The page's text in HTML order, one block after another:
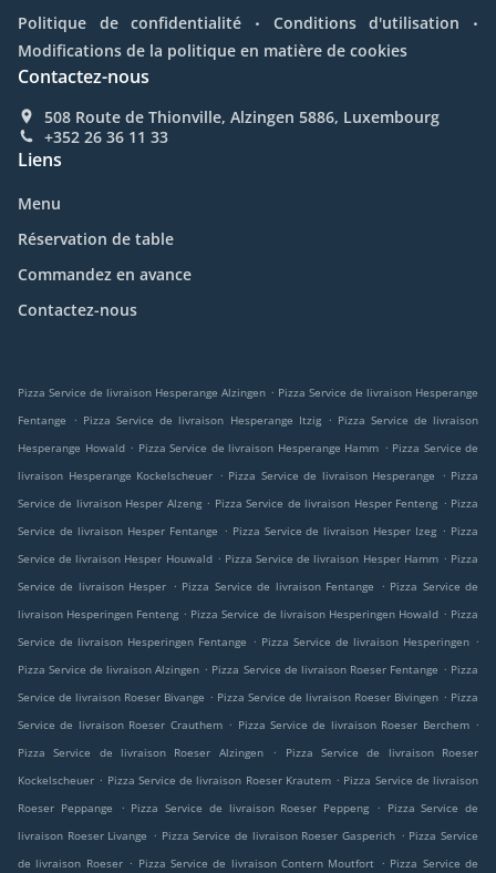
Politique de confidentialité . Conditions d'utilisation .
Modifications de la politique en matière de cookies
Contactez-nous
508 Route de Thionville, Alzingen 5886, Luxembourg
+352 26 36 11 33
Liens
Menu
Réservation de table
Commandez en avance
Contactez-nous
Pizza Service de livraison Hesperange Alzingen . Pizza Service de livraison Hesperange
Fentange
. Pizza Service de livraison Hesperange Itzig . Pizza Service de livraison
Hesperange Howald . Pizza Service de livraison Hesperange Hamm . Pizza Service de
livraison Hesperange Kockelscheuer . Pizza Service de livraison Hesperange . Pizza
Service de livraison Hesper Alzeng . Pizza Service de livraison Hesper Fenteng . Pizza
Service de livraison Hesper Fentange . Pizza Service de livraison Hesper Izeg . Pizza
Service de livraison Hesper Houwald . Pizza Service de livraison Hesper Hamm . Pizza
Service de livraison Hesper . Pizza Service de livraison Fentange . Pizza Service de
livraison Hesperingen Fenteng . Pizza Service de livraison Hesperingen Howald . Pizza
Service de livraison Hesperingen Fentange . Pizza Service de livraison Hesperingen .
Pizza Service de livraison Alzingen . Pizza Service de livraison Roeser Fentange . Pizza
Service de livraison Roeser Bivange . Pizza Service de livraison Roeser Bivingen . Pizza
Service de livraison Roeser Crauthem . Pizza Service de livraison Roeser Berchem .
Pizza Service de livraison Roeser Alzingen
.
Pizza Service de livraison Roeser
Kockelscheuer . Pizza Service de livraison Roeser Krautem . Pizza Service de livraison
Roeser Peppange
. Pizza Service de livraison Roeser Peppeng . Pizza Service de
livraison Roeser Livange . Pizza Service de livraison Roeser Gasperich . Pizza Service
de livraison Roeser . Pizza Service de livraison Contern Moutfort . Pizza Service de